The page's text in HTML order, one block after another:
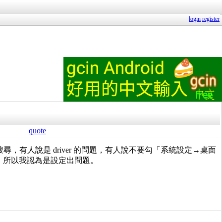
login register
quote
，有人說是 driver 的問題，有人說不要勾「系統設定→桌面
以我認為是設定出問題。